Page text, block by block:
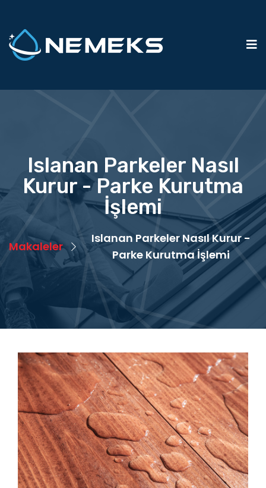
Islanan Parkeler Nasıl
Kurur - Parke Kurutma
İşlemi
Makaleler
Islanan Parkeler Nasıl Kurur -
Parke Kurutma İşlemi